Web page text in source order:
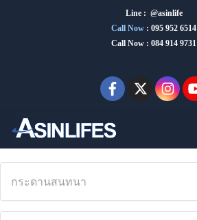
Line : @asinlife
Call Now : 095 952 6514
Call Now : 084 914 9731
กระดานสนทนา